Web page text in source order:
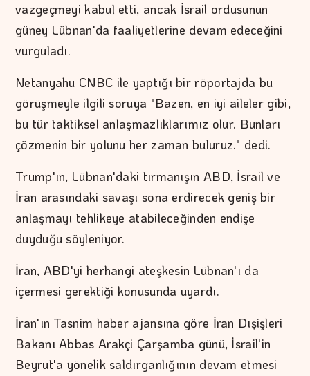
vazgeçmeyi kabul etti, ancak İsrail ordusunun
güney Lübnan'da faaliyetlerine devam edeceğini
vurguladı.
Netanyahu CNBC ile yaptığı bir röportajda bu
görüşmeyle ilgili soruya "Bazen, en iyi aileler gibi,
bu tür taktiksel anlaşmazlıklarımız olur. Bunları
çözmenin bir yolunu her zaman buluruz." dedi.
Trump'ın, Lübnan'daki tırmanışın ABD, İsrail ve
İran arasındaki savaşı sona erdirecek geniş bir
anlaşmayı tehlikeye atabileceğinden endişe
duyduğu söyleniyor.
İran, ABD'yi herhangi ateşkesin Lübnan'ı da
içermesi gerektiği konusunda uyardı.
İran'ın Tasnim haber ajansına göre İran Dışişleri
Bakanı Abbas Arakçi Çarşamba günü, İsrail'in
Beyrut'a yönelik saldırganlığının devam etmesi